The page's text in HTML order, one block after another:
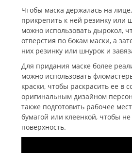
Чтобы маска держалась на
прикрепить к ней резинку или
можно использовать дырокол,
отверстия по бокам маски, а
них резинку или шнурок и
Для придания маске более
можно использовать
краски, чтобы раскрасить ее в
оригинальным дизайном
также подготовить рабочее
бумагой или клеенкой, чтобы
поверхность.